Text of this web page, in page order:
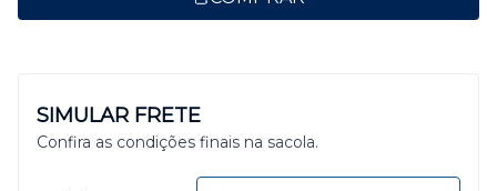
SIMULAR FRETE
Confira as condições finais na sacola.